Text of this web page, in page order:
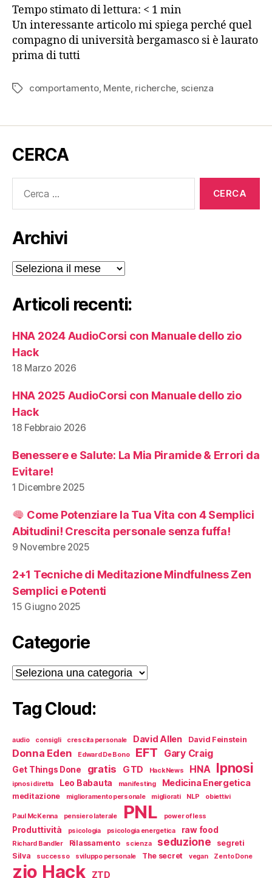
Tempo stimato di lettura: < 1 min
Un interessante articolo mi spiega perché quel
compagno di università bergamasco si è laurato
prima di tutti
Tag comportamento, Mente, richerche, scienza
CERCA
Archivi
Archivi
Articoli recenti:
HNA 2024 AudioCorsi con Manuale dello zio
Hack
18 Marzo 2026
HNA 2025 AudioCorsi con Manuale dello zio
Hack
18 Febbraio 2026
Benessere e Salute: La Mia Piramide & Errori da
Evitare!
1 Dicembre 2025
Come Potenziare la Tua Vita con 4 Semplici
Abitudini! Crescita personale senza fuffa!
9 Novembre 2025
2+1 Tecniche di Meditazione Mindfulness Zen
Semplici e Potenti
15 Giugno 2025
Categorie
Categorie
Tag Cloud:
audio consigli crescita personale David Allen David Feinstein
Donna Eden Edward De Bono EFT Gary Craig
Get Things Done gratis GTD HackNews HNA Ipnosi
ipnosi diretta Leo Babauta manifesting Medicina Energetica
meditazione miglioramento personale migliorati NLP obiettivi
Paul McKenna pensiero laterale PNL power of less
Produttività psicologia psicologia energetica raw food
Richard Bandler Rilassamento scienza seduzione
segreti
Silva
successo sviluppo personale The secret vegan Zen to Done
zio Hack ZTD